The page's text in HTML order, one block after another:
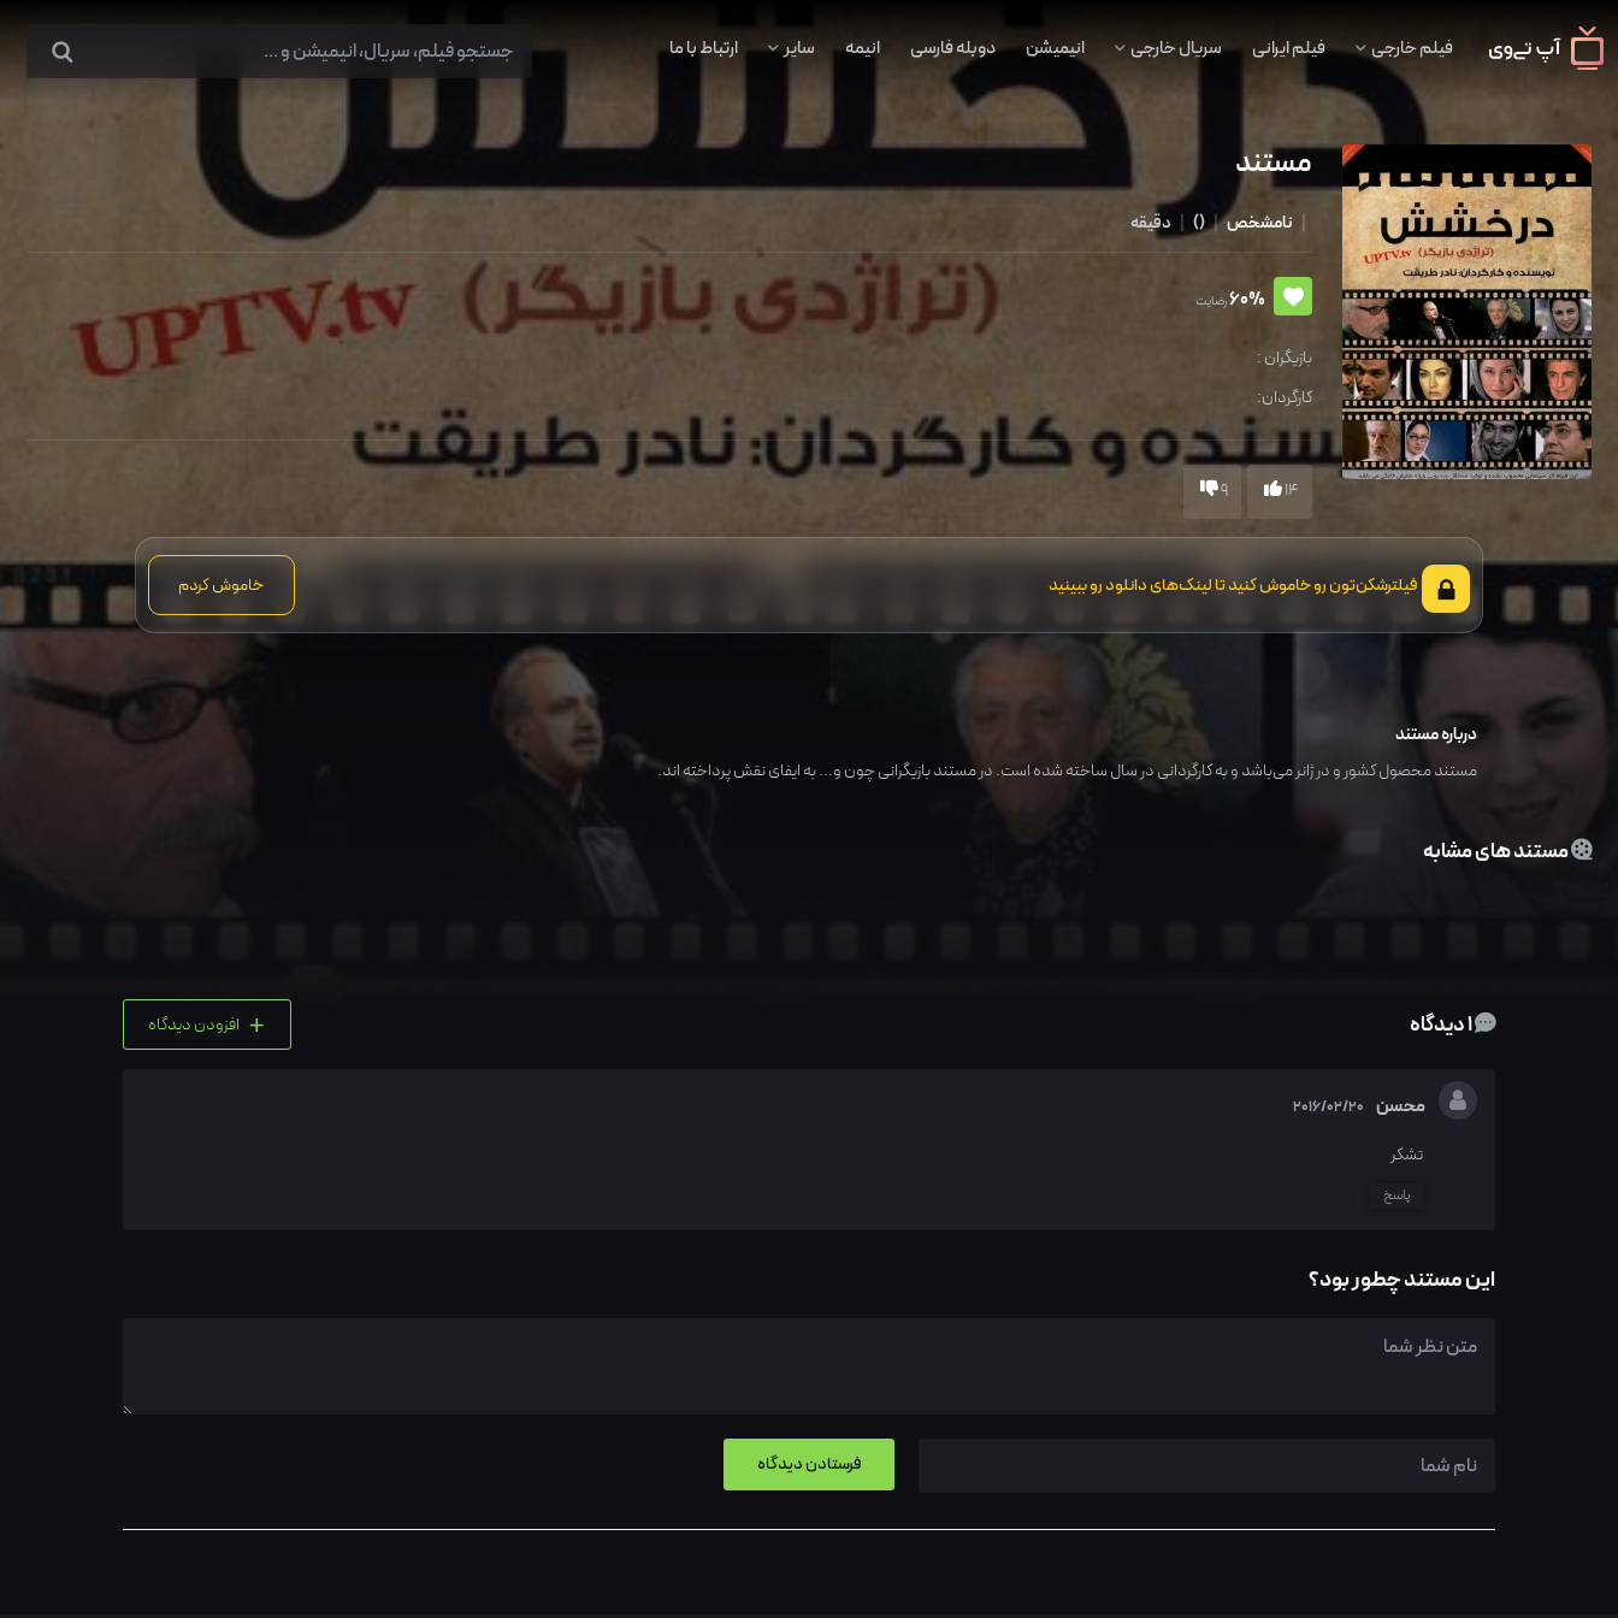
فیلم خارجی فیلم ایرانی سریال خارجی انیمیشن دوبله فارسی انیمه سایر ارتباط با ما
مستند
| نامشخص |
()
| دقیقه
60%رضایت
بازیگران :
کارگردان:
14
9
فیلترشکن‌تون رو خاموش کنید تا لینک‌های دانلود رو ببینید خاموش کردم
درباره مستند
مستند محصول کشور و در ژانر می‌باشد و به کارگردانی در سال ساخته شده است. در مستند بازیگرانی چون و... به ایفای نقش پرداخته اند.
مستند های مشابه
1 دیدگاه + افزودن دیدگاه
محسن 2016/02/20
تشکر
پاسخ
این مستند چطور بود؟